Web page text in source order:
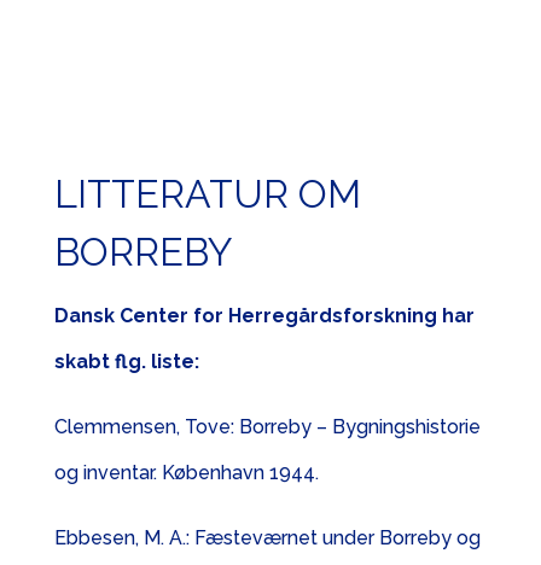
LITTERATUR OM
BORREBY
Dansk Center for Herregårdsforskning har
skabt flg. liste:
Clemmensen, Tove: Borreby – Bygningshistorie
og inventar. København 1944.
Ebbesen, M. A.: Fæsteværnet under Borreby og